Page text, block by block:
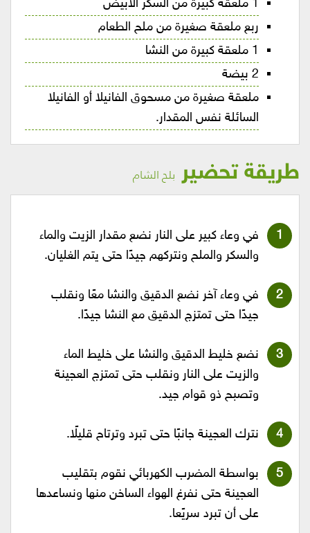
1 ملعقة كبيرة من السكر الأبيض
ربع ملعقة صغيرة من ملح الطعام
1 ملعقة كبيرة من النشا
2 بيضة
ملعقة صغيرة من مسحوق الفانيلا أو الفانيلا
السائلة نفس المقدار.
طريقة تحضير بلح الشام
في وعاء كبير على النار نضع مقدار الزيت والماء
والسكر والملح ونتركهم جيدًا حتى يتم الغليان.
في وعاء آخر نضع الدقيق والنشا معًا ونقلب
جيدًا حتى تمتزج الدقيق مع النشا جيدًا.
نضع خليط الدقيق والنشا على خليط الماء
والزيت على النار ونقلب حتى تمتزج العجينة
وتصبح ذو قوام جيد.
نترك العجينة جانبًا حتى تبرد وترتاح قليلًا.
بواسطة المضرب الكهربائي نقوم بتقليب
العجينة حتى نفرغ الهواء الساخن منها ونساعدها
على أن تبرد سريًعا.